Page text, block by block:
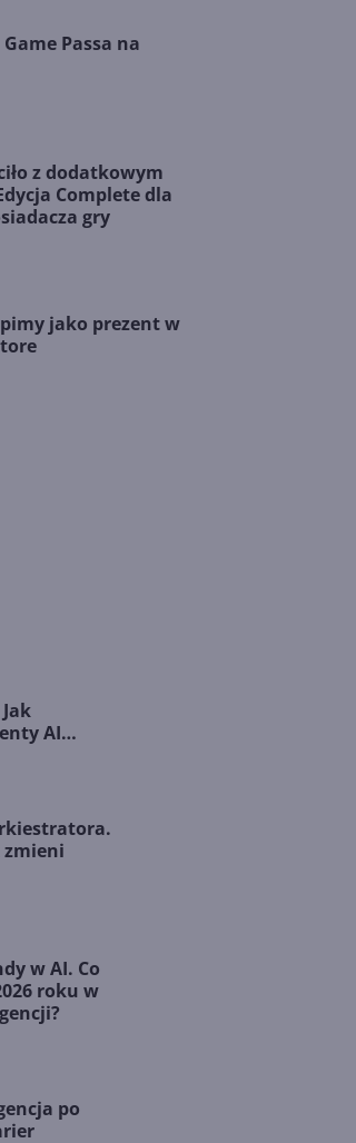
Passa na
z dodatkowym
Complete dla
gry
jako prezent w
AI
zmieni
w AI. Co
roku w
po